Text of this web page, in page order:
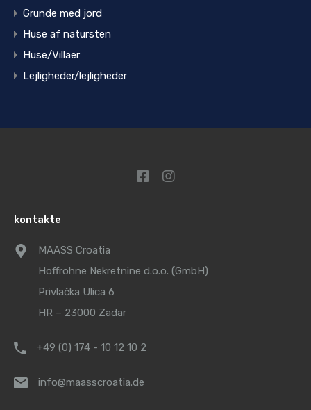
Grunde med jord
Huse af natursten
Huse/Villaer
Lejligheder/lejligheder
kontakte
MAASS Croatia
Hoffrohne Nekretnine d.o.o. (GmbH)
Privlačka Ulica 6
HR – 23000 Zadar
+49 (0) 174 - 10 12 10 2
info@maasscroatia.de